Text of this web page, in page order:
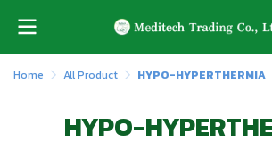
Home All Product HYPO-HYPERTHERMIA
HYPO-